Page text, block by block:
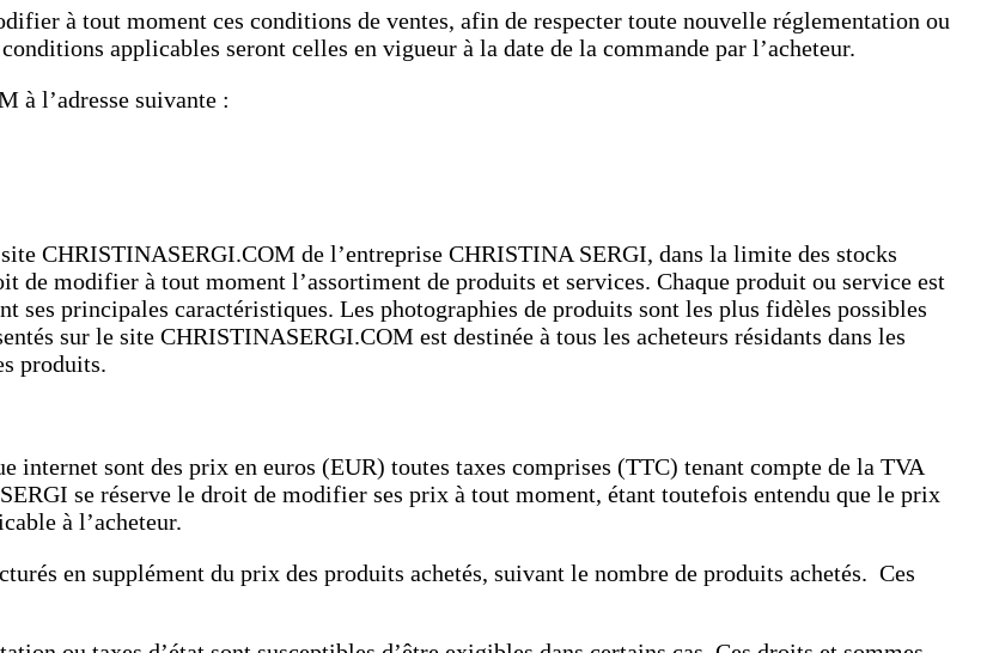
à tout moment ces conditions de ventes, afin de respecter toute nouvelle réglementation ou
applicables seront celles en vigueur à la date de la commande par l’acheteur.
à l’adresse suivante :
CHRISTINASERGI.COM de l’entreprise CHRISTINA SERGI, dans la limite des stocks
de modifier à tout moment l’assortiment de produits et services. Chaque produit ou service est
ses principales caractéristiques. Les photographies de produits sont les plus fidèles possibles
sur le site CHRISTINASERGI.COM est destinée à tous les acheteurs résidants dans les
produits.
sont des prix en euros (EUR) toutes taxes comprises (TTC) tenant compte de la TVA
se réserve le droit de modifier ses prix à tout moment, étant toutefois entendu que le prix
à l’acheteur.
en supplément du prix des produits achetés, suivant le nombre de produits achetés. Ces